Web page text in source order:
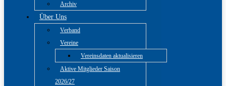
Archiv
Über Uns
Verband
Vereine
Vereinsdaten aktualisieren
Aktive Mitglieder Saison
2026/27